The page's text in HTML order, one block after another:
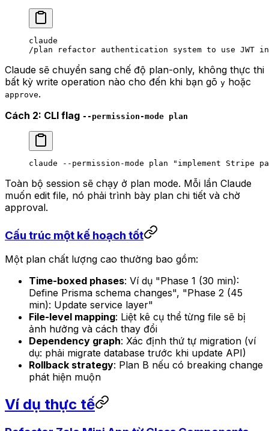
claude
/plan refactor authentication system to use JWT
Claude sẽ chuyển sang chế độ plan-only, không thực thi
bất kỳ write operation nào cho đến khi bạn gõ y hoặc
approve.
Cách 2: CLI flag --permission-mode plan
claude --permission-mode plan "implement Stripe
Toàn bộ session sẽ chạy ở plan mode. Mỗi lần Claude
muốn edit file, nó phải trình bày plan chi tiết và chờ
approval.
Cấu trúc một kế hoạch tốt
Một plan chất lượng cao thường bao gồm:
Time-boxed phases: Ví dụ "Phase 1 (30 min):
Define Prisma schema changes", "Phase 2 (45
min): Update service layer"
File-level mapping: Liệt kê cụ thể từng file sẽ bị
ảnh hưởng và cách thay đổi
Dependency graph: Xác định thứ tự migration (ví
dụ: phải migrate database trước khi update API)
Rollback strategy: Plan B nếu có breaking change
phát hiện muộn
Ví dụ thực tế